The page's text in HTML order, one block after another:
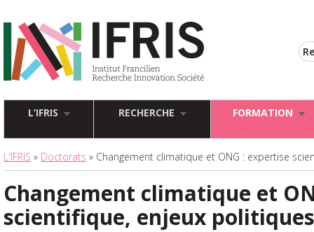
L’IFRIS RECHERCHE FORMATION
L'IFRIS » Doctorats » Changement climatique et ONG : expertise
Changement climatique et
scientifique, enjeux politiques